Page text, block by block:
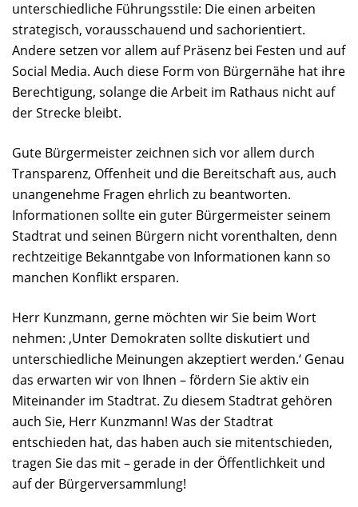
unterschiedliche Führungsstile: Die einen arbeiten
strategisch, vorausschauend und sachorientiert.
Andere setzen vor allem auf Präsenz bei Festen und auf
Social Media. Auch diese Form von Bürgernähe hat ihre
Berechtigung, solange die Arbeit im Rathaus nicht auf
der Strecke bleibt.
Gute Bürgermeister zeichnen sich vor allem durch
Transparenz, Offenheit und die Bereitschaft aus, auch
unangenehme Fragen ehrlich zu beantworten.
Informationen sollte ein guter Bürgermeister seinem
Stadtrat und seinen Bürgern nicht vorenthalten, denn
rechtzeitige Bekanntgabe von Informationen kann so
manchen Konflikt ersparen.
Herr Kunzmann, gerne möchten wir Sie beim Wort
nehmen: ‚Unter Demokraten sollte diskutiert und
unterschiedliche Meinungen akzeptiert werden.‘ Genau
das erwarten wir von Ihnen – fördern Sie aktiv ein
Miteinander im Stadtrat. Zu diesem Stadtrat gehören
auch Sie, Herr Kunzmann! Was der Stadtrat
entschieden hat, das haben auch sie mitentschieden,
tragen Sie das mit – gerade in der Öffentlichkeit und
auf der Bürgerversammlung!